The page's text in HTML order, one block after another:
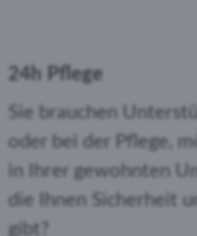
24h Pflege
Sie brauchen
oder bei der Pflege,
in Ihrer gewohnten
die Ihnen Sicherheit
gibt?